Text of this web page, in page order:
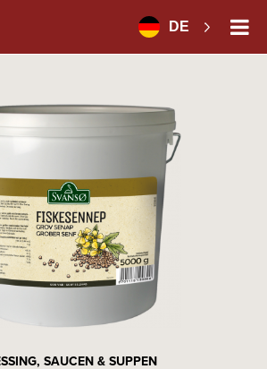
DE
SAUCEN & SUPPEN